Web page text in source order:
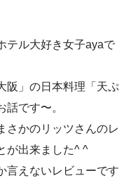
テル大好き女子ayaで
阪」の日本料理「天ぷ
です〜。
さかのリッツさんのレ
が出来ました^ ^
言えないレビューです